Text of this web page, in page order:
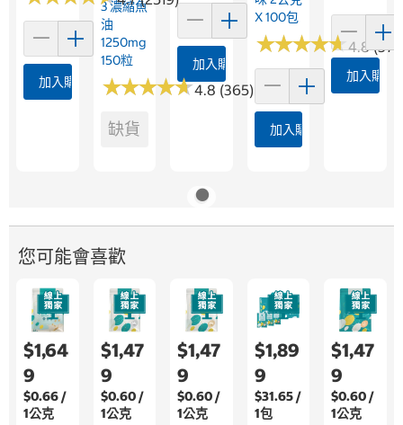
加入購物車
3 濃縮魚
油
1250mg
150粒
★★★★★
★★★★★4.8 (365)
缺貨
加入購物車
X 100包
★★★★★
★★★★★4.8
加入購物車
加入購物
您可能會喜歡
$1,64
9
$0.66 /
1公克
$1,47
9
$0.60 /
1公克
$1,47
9
$0.60 /
1公克
$1,89
9
$31.65 /
1包
$1,47
9
$0.60 /
1公克